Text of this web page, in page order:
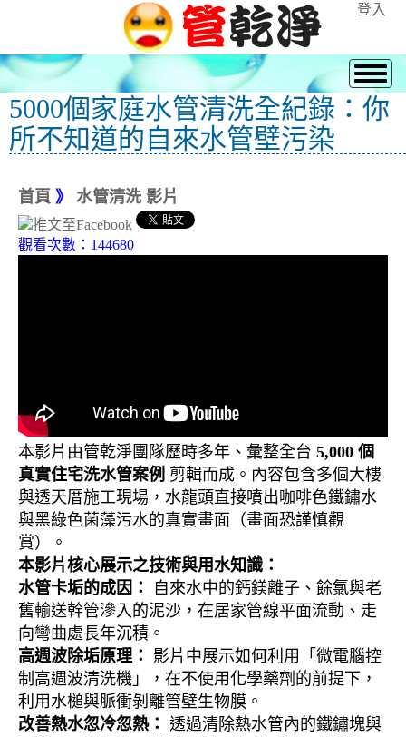
登入
5000個家庭水管清洗全紀錄：你
所不知道的自來水管壁污染
首頁 》 水管清洗 影片
觀看次數：144680
本影片由管乾淨團隊歷時多年、彙整全台 5,000 個
真實住宅洗水管案例 剪輯而成。內容包含多個大樓
與透天厝施工現場，水龍頭直接噴出咖啡色鐵鏽水
與黑綠色菌藻污水的真實畫面（畫面恐謹慎觀
賞）。
本影片核心展示之技術與用水知識：
水管卡垢的成因：
自來水中的鈣鎂離子、餘氯與老
舊輸送幹管滲入的泥沙，在居家管線平面流動、走
向彎曲處長年沉積。
高週波除垢原理：
影片中展示如何利用「微電腦控
制高週波清洗機」，在不使用化學藥劑的前提下，
利用水槌與脈衝剝離管壁生物膜。
改善熱水忽冷忽熱： 透過清除熱水管內的鐵鏽塊與